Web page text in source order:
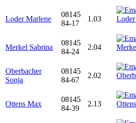
Loder Marlene
08145
84-17
1.03
Merkel Sabrina
08145
84-24
2.04
Oberbacher
Sonja
08145
84-67
2.02
Ottens Max
08145
84-39
2.13